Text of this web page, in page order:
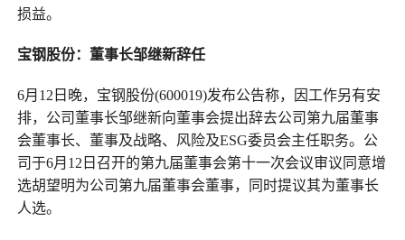
损益。
宝钢股份：董事长邹继新辞任
6月12日晚，宝钢股份(600019)发布公告称，因工作另有安
排，公司董事长邹继新向董事会提出辞去公司第九届董事
会董事长、董事及战略、风险及ESG委员会主任职务。公
司于6月12日召开的第九届董事会第十一次会议审议同意增
选胡望明为公司第九届董事会董事，同时提议其为董事长
人选。